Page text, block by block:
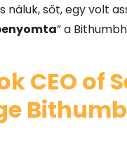
sőt, egy volt
” a
CEO of